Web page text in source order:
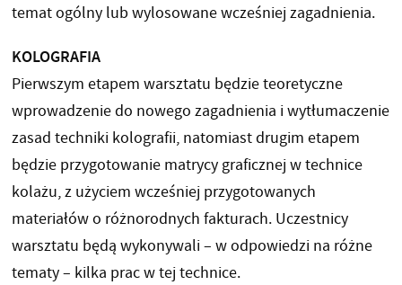
temat ogólny lub wylosowane wcześniej zagadnienia.
KOLOGRAFIA
Pierwszym etapem warsztatu będzie teoretyczne
wprowadzenie do nowego zagadnienia i wytłumaczenie
zasad techniki kolografii, natomiast drugim etapem
będzie przygotowanie matrycy graficznej w technice
kolażu, z użyciem wcześniej przygotowanych
materiałów o różnorodnych fakturach. Uczestnicy
warsztatu będą wykonywali – w odpowiedzi na różne
tematy – kilka prac w tej technice.